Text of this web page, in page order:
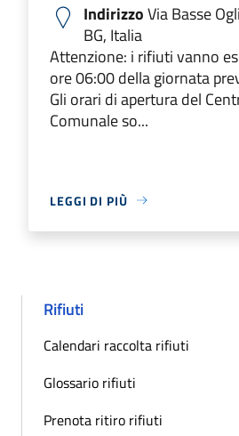
IndirizzoVia Basse
BG, Italia
Attenzione: i rifiuti vanno
ore 06:00 della giornata
Gli orari di apertura del
Comunale so...
LEGGI DI PIÙ
Rifiuti
Calendari raccolta rifiuti
Glossario rifiuti
Prenota ritiro rifiuti